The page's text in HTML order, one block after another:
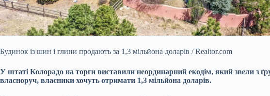
Будинок із шин і глини продають за 1,3 мільйона доларів / Realtor.com
У штаті Колорадо на торги виставили неординарний екодім, який звели з
власноруч, власники хочуть отримати 1,3 мільйона доларів.